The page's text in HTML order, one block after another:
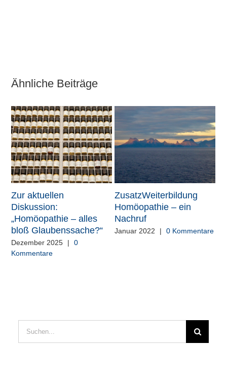
Ähnliche Beiträge
Zur aktuellen
Diskussion:
„Homöopathie – alles
bloß Glaubenssache?“
Dezember 2025 |
0
Kommentare
ZusatzWeiterbildung
Homöopathie – ein
Nachruf
Januar 2022 | 0 Kommentare
Suche
nach: